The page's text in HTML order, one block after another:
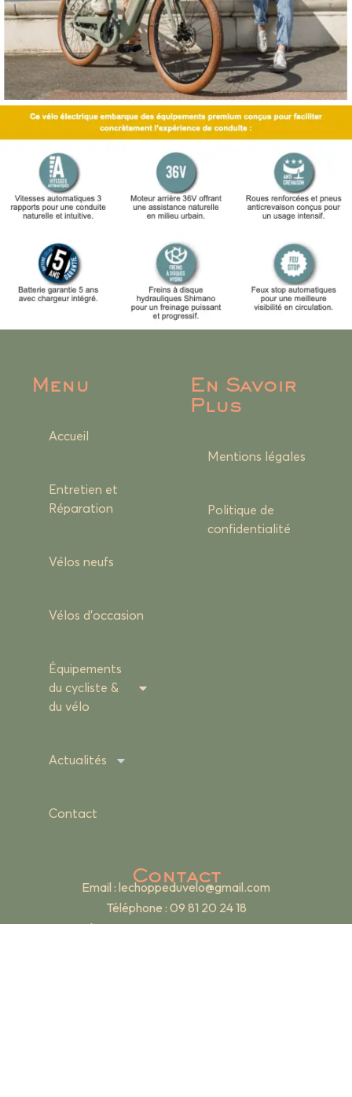
Menu
Accueil
Entretien et
Réparation
Vélos neufs
Vélos d’occasion
Équipements
du cycliste &
du vélo
Actualités
Contact
En Savoir
Plus
Mentions légales
Politique de
confidentialité
Contact
Email : lechoppeduvelo@gmail.com
Téléphone : 09 81 20 24 18
Adresse : 19 rue Renan – 69007 Lyon